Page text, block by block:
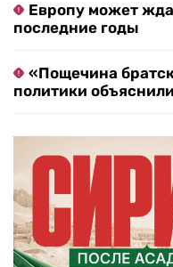
Европу может
последние годы
«Пощечина
политики